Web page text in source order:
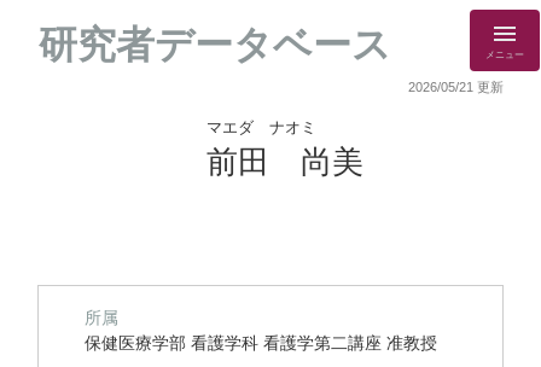
研究者データベース メニュー
2026/05/21 更新
マエダ ナオミ
前田 尚美
所属
保健医療学部 看護学科 看護学第二講座 准教授